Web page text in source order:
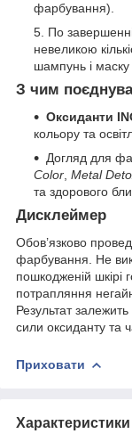
фарбування).
По
невеликою
шампунь і
З чим
Оксиданти
кольору та
Догляд для
Color Metal
та здорового
Дисклеймер
Обов’язково
фарбування. Не
пошкодженій шкірі
потрапляння
Результат залежить
сили оксиданту та
Приховати
Характеристики